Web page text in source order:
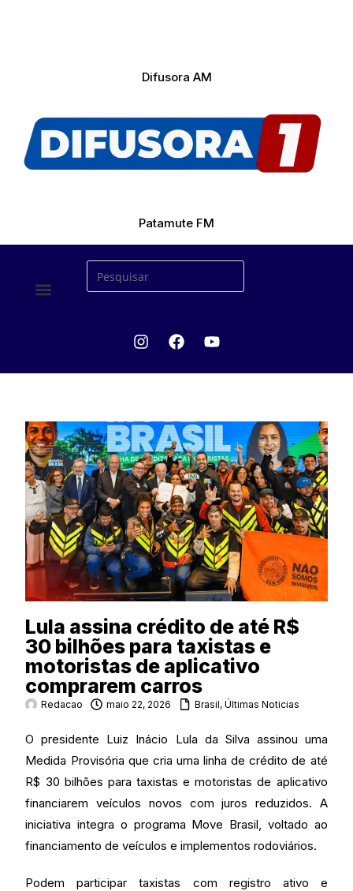
Difusora AM
Patamute FM
Lula assina crédito de até R$
30 bilhões para taxistas e
motoristas de aplicativo
comprarem carros
Redacao maio 22, 2026 Brasil,Últimas Noticias
O presidente Luiz Inácio Lula da Silva assinou uma
Medida Provisória que cria uma linha de crédito de até
R$ 30 bilhões para taxistas e motoristas de aplicativo
financiarem veículos novos com juros reduzidos. A
iniciativa integra o programa Move Brasil, voltado ao
financiamento de veículos e implementos rodoviários.
Podem participar taxistas com registro ativo e